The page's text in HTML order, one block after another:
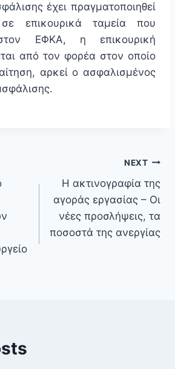
έχει πραγματοποιηθεί
σε επικουρικά ταμεία που
ΕΦΚΑ, η επικουρική
από τον φορέα στον οποίο
αρκεί ο ασφαλισμένος
NEXT
Η ακτινογραφία της
αγοράς εργασίας – Οι
νέες προσλήψεις, τα
ποσοστά της ανεργίας